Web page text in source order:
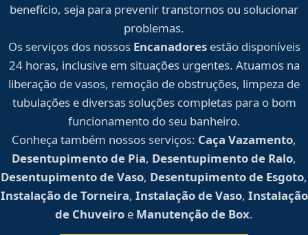
benefício, seja para prevenir transtornos ou solucionar
problemas.
Os serviços dos nossos Encanadoresestão disponíveis
24 horas, inclusive em situações urgentes. Atuamos na
liberação de vasos, remoção de obstruções, limpeza de
tubulações e diversas soluções completas para o bom
funcionamento do seu banheiro.
Conheça também nossos serviços: Caça Vazamento,
Desentupimento de Pia, Desentupimento de Ralo,
Desentupimento de Vaso, Desentupimento de Esgoto,
Instalação de Torneira, Instalação de Vaso, Instalação
de Chuveiro e Manutenção de Box.